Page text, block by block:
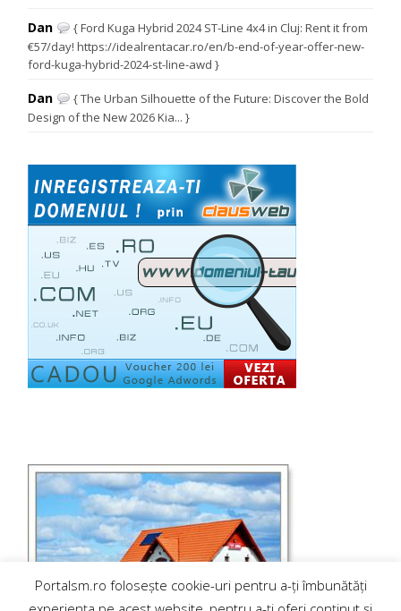
Dan
{ Ford Kuga Hybrid 2024 ST-Line 4x4 in Cluj: Rent it from
€57/day! https://idealrentacar.ro/en/b-end-of-year-offer-new-
ford-kuga-hybrid-2024-st-line-awd }
Dan
{ The Urban Silhouette of the Future: Discover the Bold
Design of the New 2026 Kia... }
Portalsm.ro folosește cookie-uri pentru a-ți îmbunătăți